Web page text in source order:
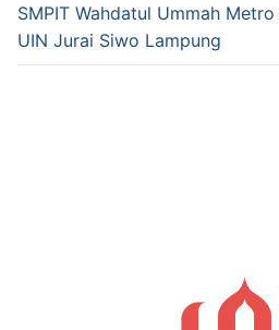
SMPIT Wahdatul Ummah
UIN Jurai Siwo Lampung